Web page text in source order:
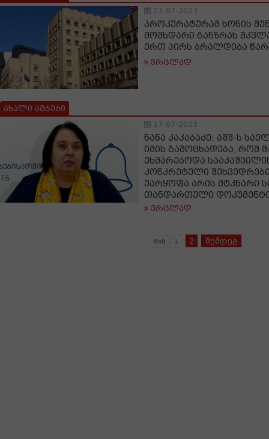
27-07-2023
პროკურატურამ ხონის
მომხდარი განზრახ
ერთ პირს ბრალდება
ვრცლად
ახალი ამბები
27-07-2023
ნანა კაკაბაძე: აშშ-ს
იმის გამოცხადება, რომ
ეხმარებოდა
კონკრეტული
უარყოფა არის მტკნარი
თანდართული
ვრცლად
წინ 1 2 შემდეგ